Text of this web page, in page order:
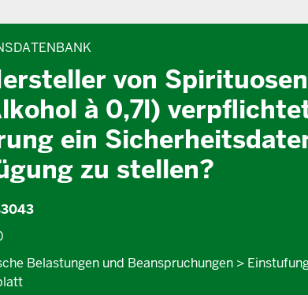
von
à 0,7l)
ein
zu stellen?
Belastungen und Beanspruchungen >